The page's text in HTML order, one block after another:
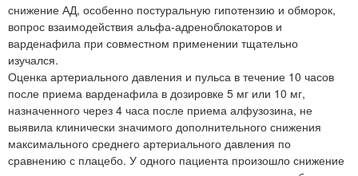
снижение АД, особенно постуральную гипотензию и обморок,
вопрос взаимодействия альфа-адреноблокаторов и
варденафила при совместном применении тщательно
изучался.
Оценка артериального давления и пульса в течение 10 часов
после приема варденафила в дозировке 5 мг или 10 мг,
назначенного через 4 часа после приема алфузозина, не
выявила клинически значимого дополнительного снижения
максимального среднего артериального давления по
сравнению с плацебо. У одного пациента произошло снижение